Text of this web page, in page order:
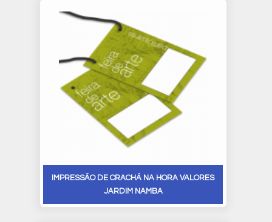
IMPRESSÃO DE CRACHÁ NA HORA VALORES
JARDIM NAMBA